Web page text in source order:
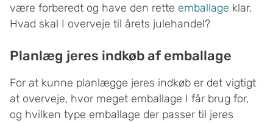
være forberedt og have den rette emballage klar.
Hvad skal I overveje til årets julehandel?
Planlæg jeres indkøb af emballage
For at kunne planlægge jeres indkøb er det vigtigt
at overveje, hvor meget emballage I får brug for,
og hvilken type emballage der passer til jeres